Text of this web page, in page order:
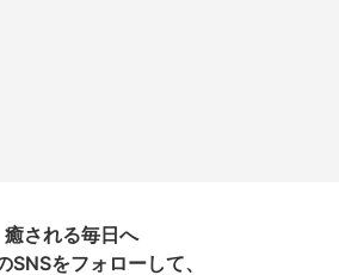
癒される毎日へ
をフォローして、